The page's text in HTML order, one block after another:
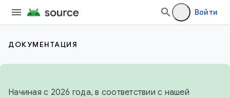
Войти
ДОКУМЕНТАЦИЯ
Начиная с 2026 года, в соответствии с нашей